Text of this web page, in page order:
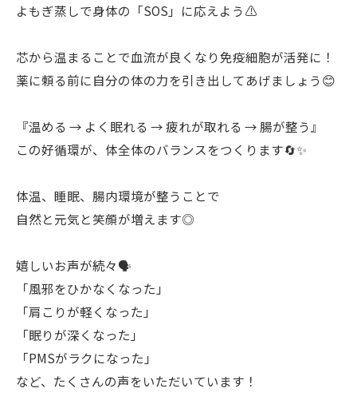
よもぎ蒸しで身体の「SOS」に応えよう⚠️
芯から温まることで血流が良くなり免疫細胞が活発に！
薬に頼る前に自分の体の力を引き出してあげましょう😊
『温める → よく眠れる → 疲れが取れる → 腸が整う』
この好循環が、体全体のバランスをつくります🔄✨
体温、睡眠、腸内環境が整うことで
自然と元気と笑顔が増えます◎
嬉しいお声が続々🗣
「風邪をひかなくなった」
「肩こりが軽くなった」
「眠りが深くなった」
「PMSがラクになった」
など、たくさんの声をいただいています！